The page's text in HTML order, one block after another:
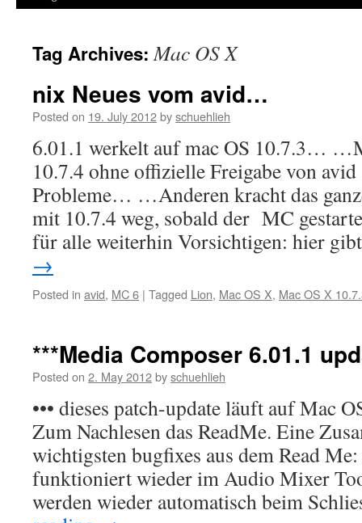
Tag Archives:Mac OS X
nix Neues vom avid…
Posted on 19. July 2012byschuehlieh
6.01.1 werkelt auf mac OS 10.7.3…
10.7.4 ohne offizielle Freigabe von avid
Probleme… …Anderen kracht das
mit 10.7.4 weg, sobald der MC
für alle weiterhin Vorsichtigen: hier
→
Posted in avid, MC 6 | Tagged Lion, Mac OS X, Mac OS X
***Media Composer 6.01.1
Posted on 2. May 2012byschuehlieh
••• dieses patch-update läuft auf Mac
Zum Nachlesen das ReadMe. Eine
wichtigsten bugfixes aus dem Read Me:
funktioniert wieder im Audio Mixer
werden wieder automatisch beim